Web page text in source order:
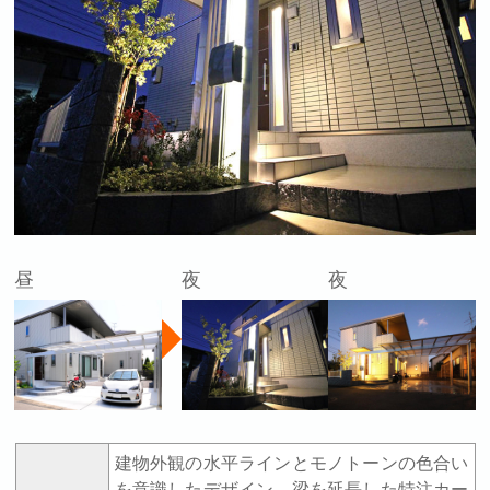
昼 夜 夜
建物外観の水平ラインとモノトーンの色合い